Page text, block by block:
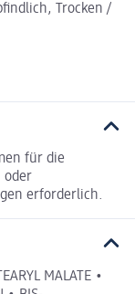
Trocken /
für die
oder
erforderlich.
MALATE •